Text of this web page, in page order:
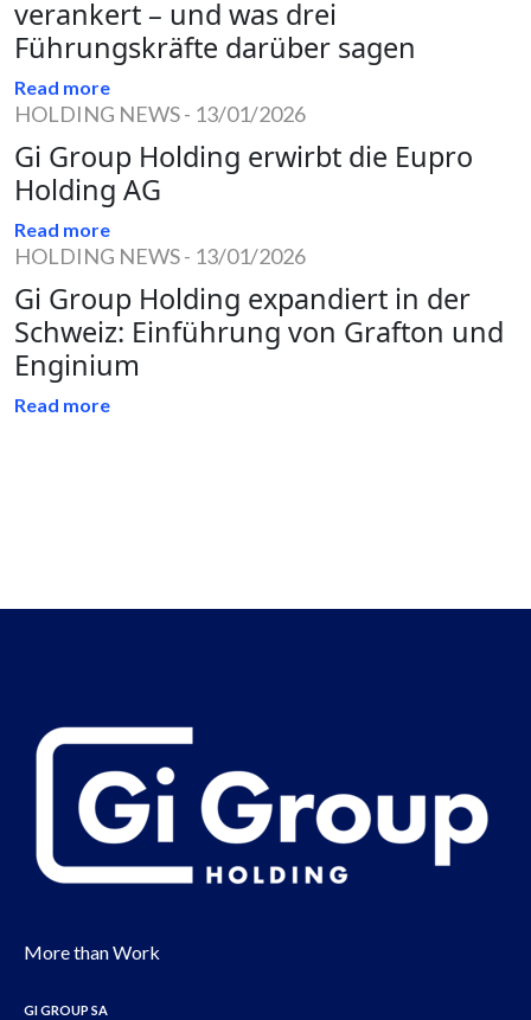
verankert – und was drei
Führungskräfte darüber sagen
Read more
HOLDING NEWS- 13/01/2026
Gi Group Holding erwirbt die Eupro
Holding AG
Read more
HOLDING NEWS- 13/01/2026
Gi Group Holding expandiert in der
Schweiz: Einführung von Grafton und
Enginium
Read more
More than Work
GI GROUP SA